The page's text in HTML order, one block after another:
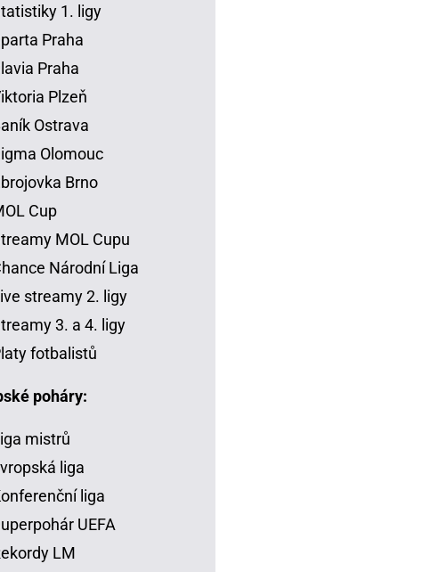
1. ligy
Praha
Praha
Plzeň
Ostrava
Olomouc
Brno
Cup
MOL Cupu
Národní Liga
streamy 2. ligy
3. a 4. ligy
fotbalistů
poháry:
mistrů
liga
liga
UEFA
LM